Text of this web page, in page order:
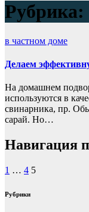
Рубрика:
в частном доме
Делаем
На домашнем
используются в
свинарника, пр.
сарай. Но…
Навигация
1 … 4 5
Рубрики